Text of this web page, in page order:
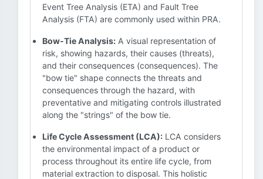
Event Tree Analysis (ETA) and Fault Tree
Analysis (FTA) are commonly used within PRA.
Bow-Tie Analysis: A visual representation of
risk, showing hazards, their causes (threats),
and their consequences (consequences). The
"bow tie" shape connects the threats and
consequences through the hazard, with
preventative and mitigating controls illustrated
along the "strings" of the bow tie.
Life Cycle Assessment (LCA): LCA considers
the environmental impact of a product or
process throughout its entire life cycle, from
material extraction to disposal. This holistic